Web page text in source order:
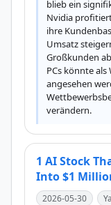
blieb ein
Nvidia
ihre
Umsatz
Großkunden
PCs könnte
angesehen
verändern.
1 AI Stock
Into $1
2026-05-30